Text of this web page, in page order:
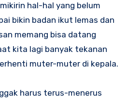
hal-hal yang belum
bikin badan ikut lemas dan
memang bisa datang
kita lagi banyak tekanan
muter-muter di kepala.
harus terus-menerus